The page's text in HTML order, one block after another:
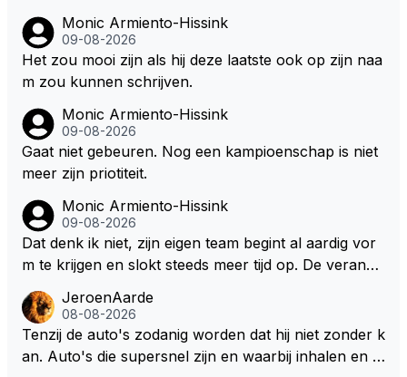
Monic Armiento-Hissink
09-08-2026
Het zou mooi zijn als hij deze laatste ook op zijn naa
m zou kunnen schrijven.
Monic Armiento-Hissink
09-08-2026
Gaat niet gebeuren. Nog een kampioenschap is niet
meer zijn priotiteit.
Monic Armiento-Hissink
09-08-2026
Dat denk ik niet, zijn eigen team begint al aardig vor
m te krijgen en slokt steeds meer tijd op. De verande
en zullen ben ik bang niet het gewenste effect hebb
en. Mocht het wel zo zijn dan zal het 3 jaar zijn, hoo
guit 5 jaar maar echt niet langer. Vergeet niet, hij hee
JeroenAarde
08-08-2026
Tenzij de auto's zodanig worden dat hij niet zonder k
an. Auto's die supersnel zijn en waarbij inhalen en v